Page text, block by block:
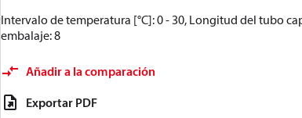
Intervalo de temperatura [°C]: 0 - 30, Longitud del tubo
embalaje: 8
Añadir a la comparación
Exportar PDF